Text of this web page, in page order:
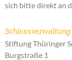
sich bitte direkt an
Stiftung Thüringer
Burgstraße 1